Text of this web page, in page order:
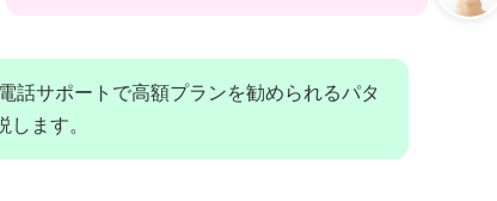
話サポートで高額プランを勧められるパタ
ます。